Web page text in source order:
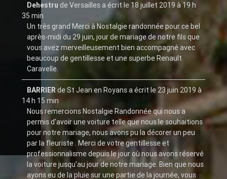
Dehestru deVersailles a écrit le 18 juillet 2019 à 19 h
35 min
Un très grand Merci à Nostalgie randonnée pour ce bel
après-midi du 29 juin, jour de mariage de notre fils que
vous avez merveilleusement bien accompagné avec
beaucoup de gentillesse et une superbe Renault
Caravelle.
BARRIERdeSt Jean en Royansa écrit le 23 juin 2019 à
14 h 15 min
Nous remercions Nostalgie Randonnée qui nous a
permis d'avoir une voiture telle que nous le souhaitions
pour notre mariage, nous avons pu la décorer un peu
par la fleuriste . Merci de votre gentillesse et
professionnalisme depuis le jour où nous avons réservé
la voiture jusqu'au jour de notre mariage. Bien que nous
ayons eu de la pluie sur une partie de la journée, vous